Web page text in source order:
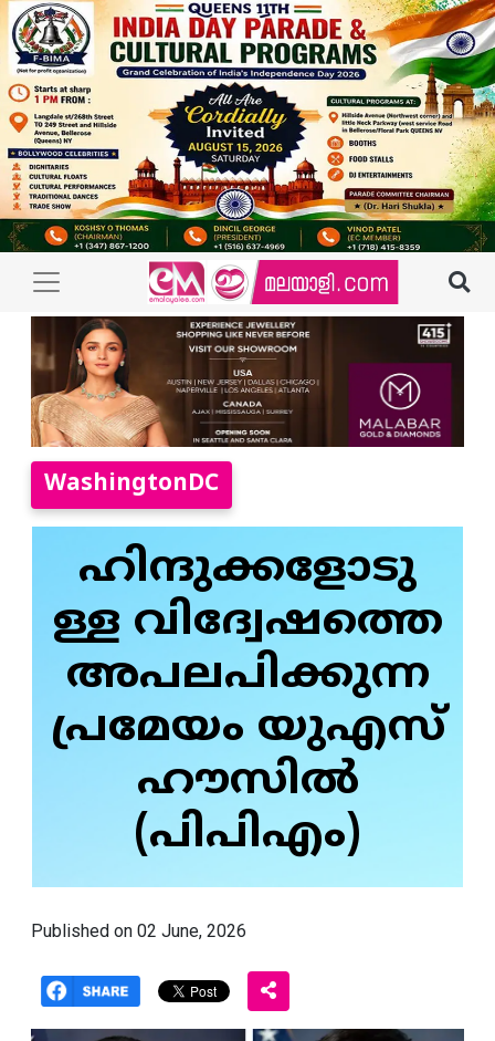
WashingtonDC
ഹിന്ദുക്കളോടു
ള്ള വിദ്വേഷത്തെ
അപലപിക്കുന്ന
പ്രമേയം യുഎസ്
ഹൗസിൽ
(പിപിഎം)
Published on 02 June, 2026